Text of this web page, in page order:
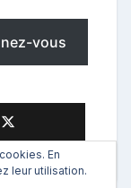
vous
En
leur utilisation.